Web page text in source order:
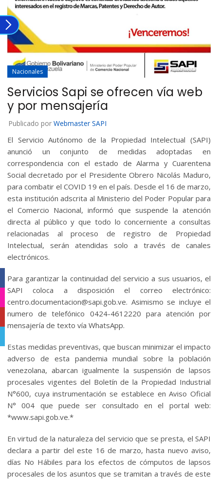
Nacionales
Servicios Sapi se ofrecen vía web
y por mensajería
Publicado por Webmaster SAPI
El Servicio Autónomo de la Propiedad Intelectual (SAPI)
anunció un conjunto de medidas adoptadas en
correspondencia con el estado de Alarma y Cuarentena
Social decretado por el Presidente Obrero Nicolás Maduro,
para combatir el COVID 19 en el país. Desde el 16 de marzo,
esta institución adscrita al Ministerio del Poder Popular para
el Comercio Nacional, informó que suspende la atención
directa al público y que todo lo concerniente a consultas
relacionadas al proceso de registro de Propiedad
Intelectual, serán atendidas solo a través de canales
electrónicos.
Para garantizar la continuidad del servicio a sus usuarios, el
SAPI coloca a disposición el correo electrónico:
centro.documentacion@sapi.gob.ve. Asimismo se incluye el
numero de telefónico 0424-4612220 para atención por
mensajería de texto vía WhatsApp.
Estas medidas preventivas, que buscan minimizar el impacto
adverso de esta pandemia mundial sobre la población
venezolana, abarcan igualmente la suspensión de lapsos
procesales vigentes del Boletín de la Propiedad Industrial
N°600, cuya instrumentación se establece en Aviso Oficial
N° 004 que puede ser consultado en el portal web:
*www.sapi.gob.ve.*
En virtud de la naturaleza del servicio que se presta, el SAPI
declara a partir del este 16 de marzo, hasta nuevo aviso,
días No Hábiles para los efectos de cómputos de lapsos
procesales de los asuntos que se tramitan a través de este
Facebook
Instagram
YouTube